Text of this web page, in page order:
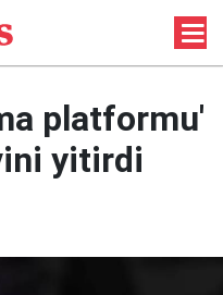
platformu'
yitirdi